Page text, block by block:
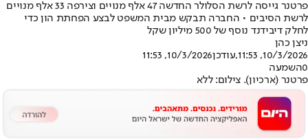
פרטנר גייסה לרשת הסלולר החדשה 47 אלף מנויים וצירפה 33 אלף מנויים
לרשת הסיבים • החברה תבקש מבית המשפט לבצע הפחתת הון כדי
לחלק דיבידנד נוסף של 500 מיליון שקל
ניצן כהן
10/3/2026, 11:53
,עודכן10/3/2026, 11:53
0השמעה
פרטנר (ארכיון). צילום: ללא